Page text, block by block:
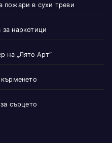
пожари в сухи треви
наркотици
на „Лято Арт“
сърцето